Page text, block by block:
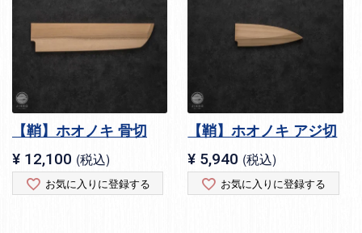
【鞘】ホオノキ 骨切
¥ 12,100 税込
お気に入りに登録する
【鞘】ホオノキ アジ切
¥ 5,940 税込
お気に入りに登録する